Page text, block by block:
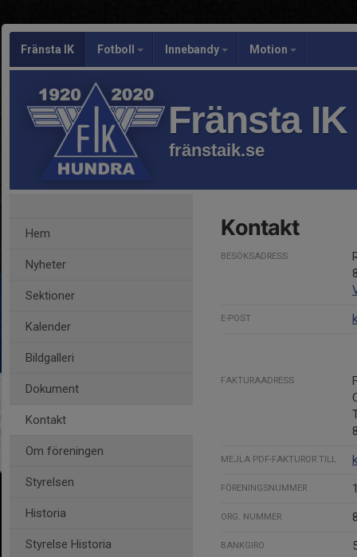
Fränsta IK Fotboll Innebandy Motion
Fränsta IK
fränstaik.se
Hem
Nyheter
Sektioner
Kalender
Bildgalleri
Dokument
Kontakt
Om föreningen
Styrelsen
Historia
Styrelse Historia
Kontakt
BESÖKSADRESS
E-POST
FAKTURAADRESS
MEJLA PDF-FAKTUROR TILL
FÖRENINGSNUMMER
ORG. NUMMER
BANKGIRO